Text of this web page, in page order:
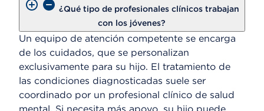
¿Qué tipo de profesionales clínicos trabajan
con los jóvenes?
Un equipo de atención competente se encarga
de los cuidados, que se personalizan
exclusivamente para su hijo. El tratamiento de
las condiciones diagnosticadas suele ser
coordinado por un profesional clínico de salud